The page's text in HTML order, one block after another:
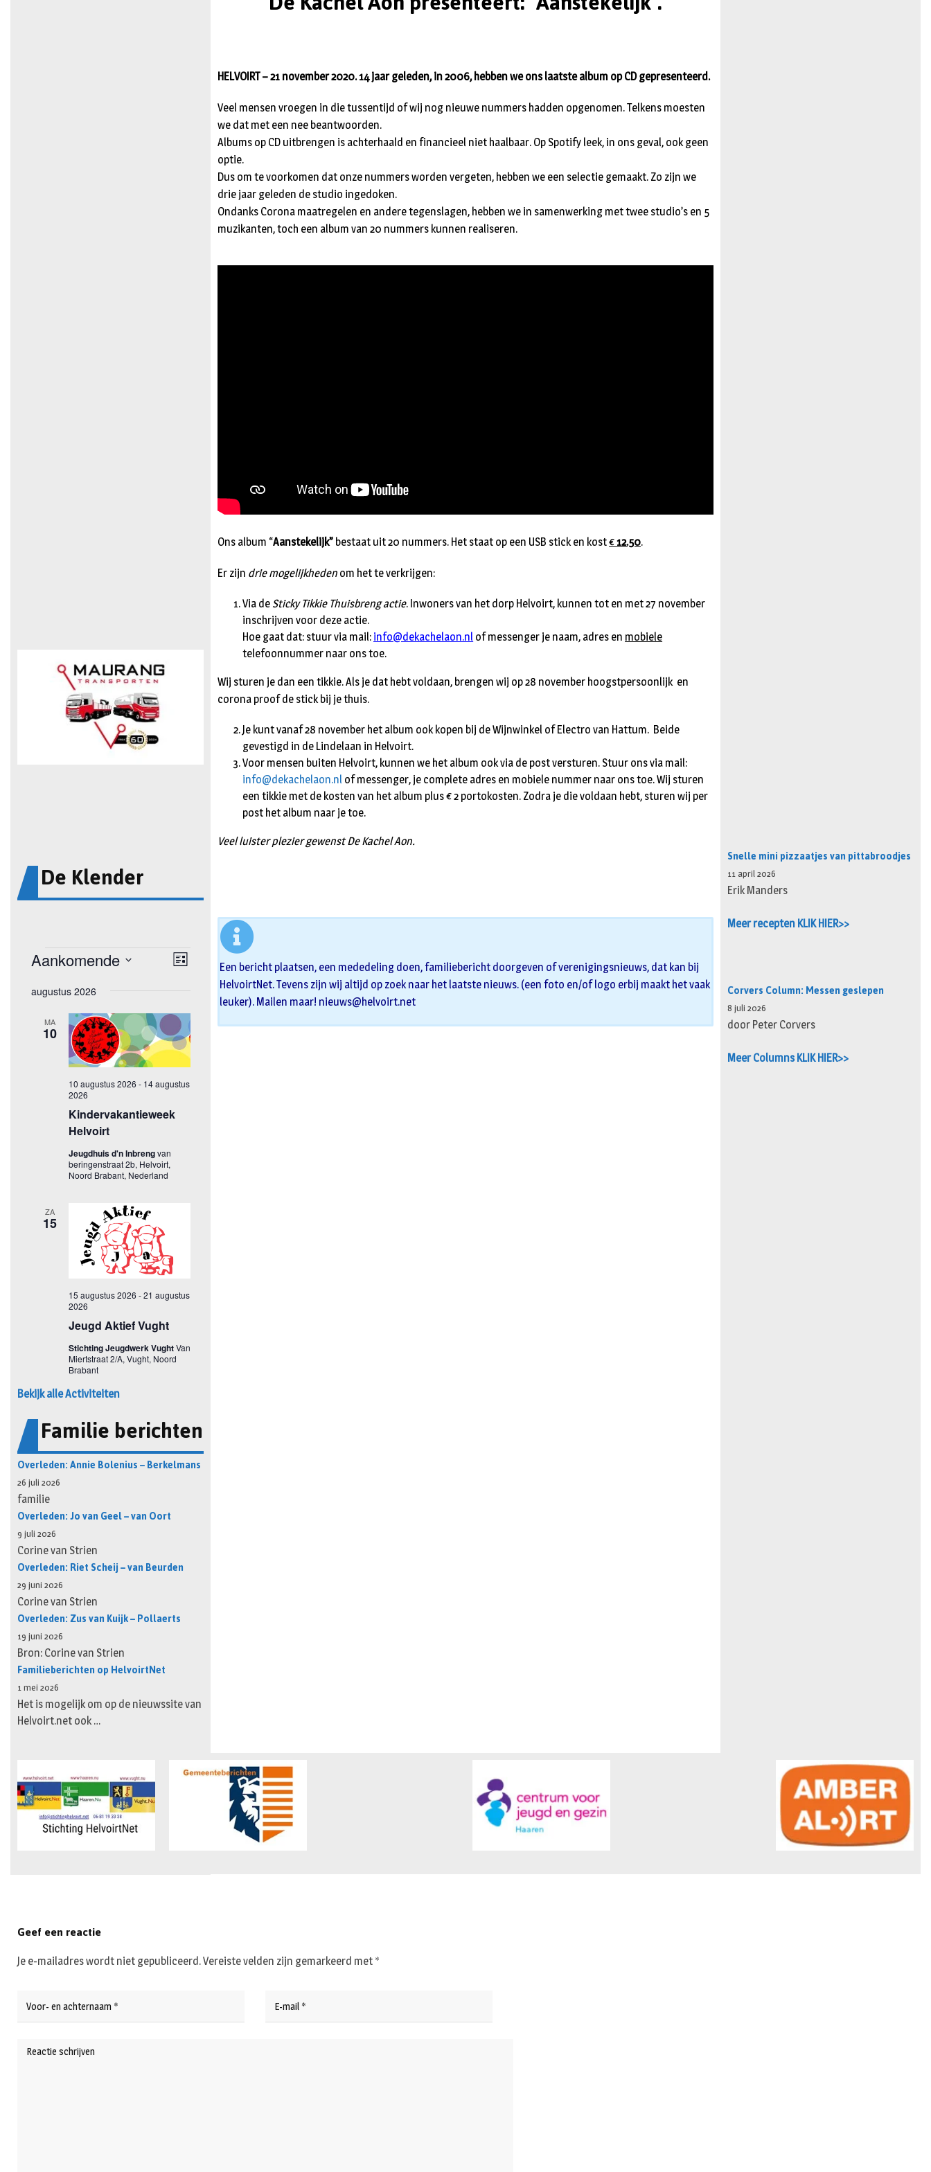
De Klender
Bekijk alle Activiteiten
Familie berichten
Overleden: Annie Bolenius – Berkelmans
26 juli 2026
familie
Overleden: Jo van Geel – van Oort
9 juli 2026
Corine van Strien
Overleden: Riet Scheij – van Beurden
29 juni 2026
Corine van Strien
Overleden: Zus van Kuijk – Pollaerts
19 juni 2026
Bron: Corine van Strien
Familieberichten op HelvoirtNet
1 mei 2026
Het is mogelijk om op de nieuwssite van
Helvoirt.net ook …
HELVOIRT – 21 november 2020. 14 jaar geleden, in 2006, hebben we ons laatste album op CD gepresenteerd.
Veel mensen vroegen in die tussentijd of wij nog nieuwe nummers hadden opgenomen. Telkens moesten
we dat met een nee beantwoorden.
Albums op CD uitbrengen is achterhaald en financieel niet haalbaar. Op Spotify leek, in ons geval, ook geen
optie.
Dus om te voorkomen dat onze nummers worden vergeten, hebben we een selectie gemaakt. Zo zijn we
drie jaar geleden de studio ingedoken.
Ondanks Corona maatregelen en andere tegenslagen, hebben we in samenwerking met twee studio’s en 5
muzikanten, toch een album van 20 nummers kunnen realiseren.
Ons album “Aanstekelijk” bestaat uit 20 nummers. Het staat op een USB stick en kost€12.50.
Er zijn drie mogelijkheden om het te verkrijgen:
Via de Sticky Tikkie Thuisbreng actie. Inwoners van het dorp Helvoirt, kunnen tot en met 27 november
inschrijven voor deze actie.
Hoe gaat dat: stuur via mail: info@dekachelaon.nl of messenger je naam, adres en mobiele
telefoonnummer naar ons toe.
Wij sturen je dan een tikkie. Als je dat hebt voldaan, brengen wij op 28 november hoogstpersoonlijk en
corona proof de stick bij je thuis.
Je kunt vanaf 28 november het album ook kopen bij de Wijnwinkel of Electro van Hattum. Beide
gevestigd in de Lindelaan in Helvoirt.
Voor mensen buiten Helvoirt, kunnen we het album ook via de post versturen. Stuur ons via mail:
info@dekachelaon.nl of messenger, je complete adres en mobiele nummer naar ons toe. Wij sturen
een tikkie met de kosten van het album plus € 2 portokosten. Zodra je die voldaan hebt, sturen wij per
post het album naar je toe.
Veel luister plezier gewenst De Kachel Aon.
Een bericht plaatsen, een mededeling doen, familiebericht doorgeven of verenigingsnieuws, dat kan bij
HelvoirtNet. Tevens zijn wij altijd op zoek naar het laatste nieuws. (een foto en/of logo erbij maakt het vaak
leuker). Mailen maar! nieuws@helvoirt.net
Snelle mini pizzaatjes van pittabroodjes
11 april 2026
Erik Manders
Meer recepten KLIK HIER>>
Corvers Column: Messen geslepen
8 juli 2026
door Peter Corvers
Meer Columns KLIK HIER>>
Geef een reactie
Je e-mailadres wordt niet gepubliceerd.Vereiste velden zijn gemarkeerd met *